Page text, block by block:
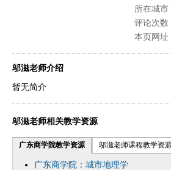
dfbxyzendtemplate dfbCCCBBBAAA
dfbmath key98991
a
所在城市
评论次数
本页网址
邬滋老师介绍
暂无简介
邬滋老师相关教学资源
广东商学院教学资源 邬滋老师课程教学资
广东商学院：城市地理学